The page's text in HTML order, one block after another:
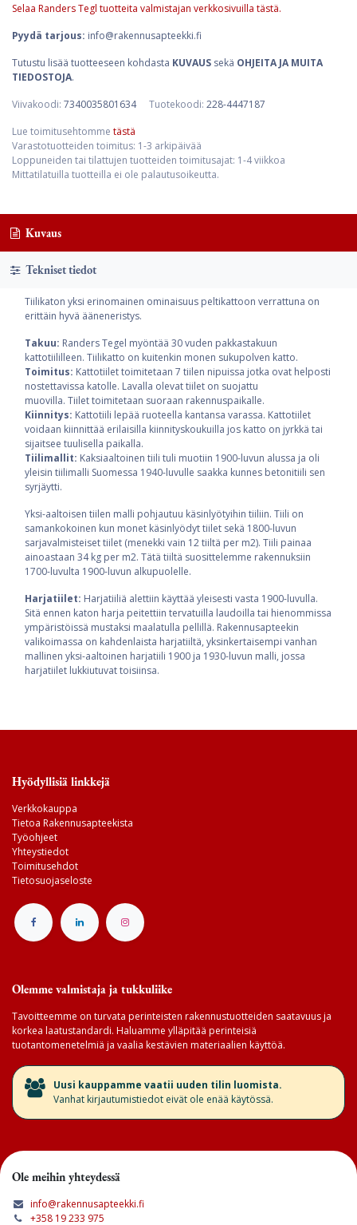
Selaa Randers Tegl tuotteita valmistajan verkkosivuilla tästä.
Pyydä tarjous: info@rakennusapteekki.fi
Tutustu lisää tuotteeseen kohdasta KUVAUS sekä OHJEITA JA MUITA
TIEDOSTOJA.
Viivakoodi: 7340035801634 Tuotekoodi: 228-4447187
Lue toimitusehtomme tästä
Varastotuotteiden toimitus: 1-3 arkipäivää
Loppuneiden tai tilattujen tuotteiden toimitusajat: 1-4 viikkoa
Mittatilatuilla tuotteilla ei ole palautusoikeutta.
Kuvaus
Tekniset tiedot
Tiilikaton yksi erinomainen ominaisuus peltikattoon verrattuna on
erittäin hyvä ääneneristys.
Takuu: Randers Tegel myöntää 30 vuden pakkastakuun
kattotiililleen. Tiilikatto on kuitenkin monen sukupolven katto.
Toimitus: Kattotiilet toimitetaan 7 tiilen nipuissa jotka ovat helposti
nostettavissa katolle. Lavalla olevat tiilet on suojattu
muovilla. Tiilet toimitetaan suoraan rakennuspaikalle.
Kiinnitys: Kattotiili lepää ruoteella kantansa varassa. Kattotiilet
voidaan kiinnittää erilaisilla kiinnityskoukuilla jos katto on jyrkkä tai
sijaitsee tuulisella paikalla.
Tiilimallit: Kaksiaaltoinen tiili tuli muotiin 1900-luvun alussa ja oli
yleisin tiilimalli Suomessa 1940-luvulle saakka kunnes betonitiili sen
syrjäytti.
Yksi-aaltoisen tiilen malli pohjautuu käsinlyötyihin tiiliin. Tiili on
samankokoinen kun monet käsinlyödyt tiilet sekä 1800-luvun
sarjavalmisteiset tiilet (menekki vain 12 tiiltä per m2). Tiili painaa
ainoastaan 34 kg per m2. Tätä tiiltä suosittelemme rakennuksiin
1700-luvulta 1900-luvun alkupuolelle.
Harjatiilet: Harjatiiliä alettiin käyttää yleisesti vasta 1900-luvulla.
Sitä ennen katon harja peitettiin tervatuilla laudoilla tai hienommissa
ympäristöissä mustaksi maalatulla pellillä. Rakennusapteekin
valikoimassa on kahdenlaista harjatiiltä, yksinkertaisempi vanhan
mallinen yksi-aaltoinen harjatiili 1900 ja 1930-luvun malli, jossa
harjatiilet lukkiutuvat toisiinsa.
Hyödyllisiä linkkejä
Verkkokauppa
Tietoa Rakennusapteekista
Työohjeet
Yhteystiedot
Toimitusehdot
Tietosuojaseloste
Olemme valmistaja ja tukkuliike
Tavoitteemme on turvata perinteisten rakennustuotteiden saatavuus ja
korkea laatustandardi. Haluamme ylläpitää perinteisiä
tuotantomenetelmiä ja vaalia kestävien materiaalien käyttöä.
​Uusi kauppamme vaatii uuden tilin luomista.
Vanhat kirjautumistiedot eivät ole enää käytössä.
Ole meihin yhteydessä
info@rakennusapteekki.fi
+358 19 233 975